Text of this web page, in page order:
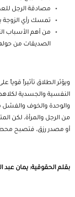
مصادقة الرجل
تمسك رأي الزوجة
من أهم الأسباب
الصديقات من
ويؤثر الطلاق تأثيراً
النفسية والجسدية
والوحدة والخوف والفشل
من الرجل والمرأة، لكن
أو مصدر رزق، فتصبح محط
بقلم الحقوقية: يمان